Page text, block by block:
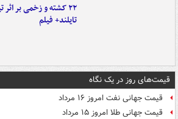
۲۲ کشته و زخمی بر
تایلند+ فیلم
قیمت‌های روز در یک نگاه
قیمت جهانی نفت امروز ۱۶ مرداد
قیمت جهانی طلا امروز ۱۵ مرداد